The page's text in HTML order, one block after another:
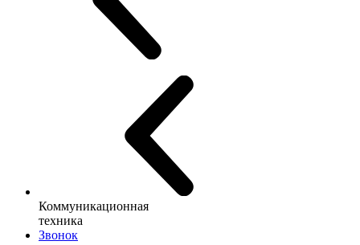
Коммуникационная
техника
Звонок